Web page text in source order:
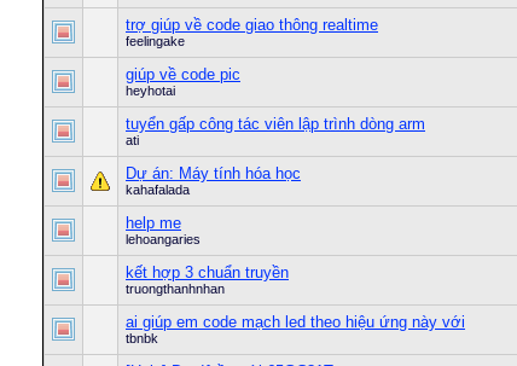
trợ giúp về code giao thông realtime
feelingake
giúp về code pic
heyhotai
tuyển gấp công tác viên lập trình dòng arm
ati
Dự án: Máy tính hóa học
kahafalada
help me
lehoangaries
kết hợp 3 chuẩn truyền
truongthanhnhan
ai giúp em code mạch led theo hiệu ứng này với
tbnbk